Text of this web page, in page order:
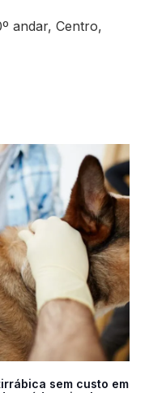
andar, Centro,
sem custo em